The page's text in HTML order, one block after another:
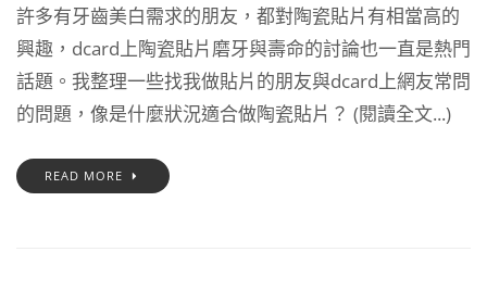
許多有牙齒美白需求的朋友，都對陶瓷貼片有相當高的
興趣，dcard上陶瓷貼片磨牙與壽命的討論也一直是熱門
話題。我整理一些找我做貼片的朋友與dcard上網友常問
的問題，像是什麼狀況適合做陶瓷貼片？ (閱讀全文...)
READ MORE